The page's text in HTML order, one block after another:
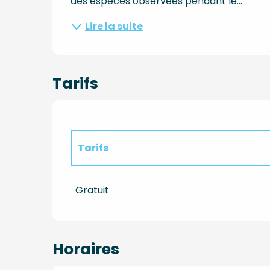
Lire la suite
Tarifs
Tarifs
Tarifs 2027
Gratuit
Horaires